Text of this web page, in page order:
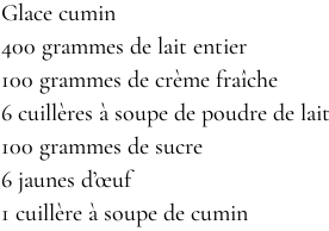
Glace cumin
400 grammes de lait entier
100 grammes de crème fraîche
6 cuillères à soupe de poudre de lait
100 grammes de sucre
6 jaunes d’œuf
1 cuillère à soupe de cumin